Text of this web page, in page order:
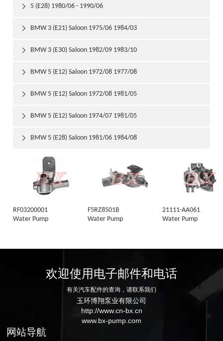
5 (E28) 1980/06 - 1990/06

BMW 3 (E21) Saloon 1975/06 1984/03

BMW 3 (E30) Saloon 1982/09 1983/10

BMW 5 (E12) Saloon 1972/08 1977/08

BMW 5 (E12) Saloon 1972/08 1981/05

BMW 5 (E12) Saloon 1974/07 1981/05

BMW 5 (E28) Saloon 1981/06 1984/08

RF03200001
Water Pump
F5RZ8501B
Water Pump
21111-AA061
Water Pump
欢迎使用电子邮件和电话
有关汽车配件的查询，请联系我们
玉环博翔泵业有限公司
http://www.cn-bx.cn
www.bx-pump.com
网站导航